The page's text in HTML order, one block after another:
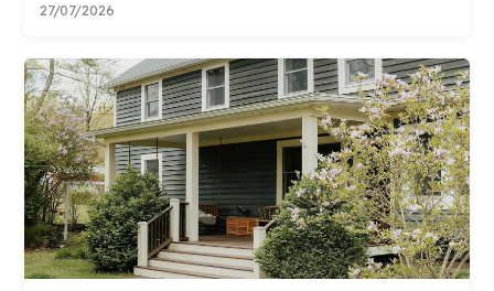
27/07/2026